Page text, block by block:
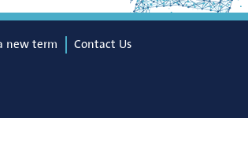
new term
Contact Us